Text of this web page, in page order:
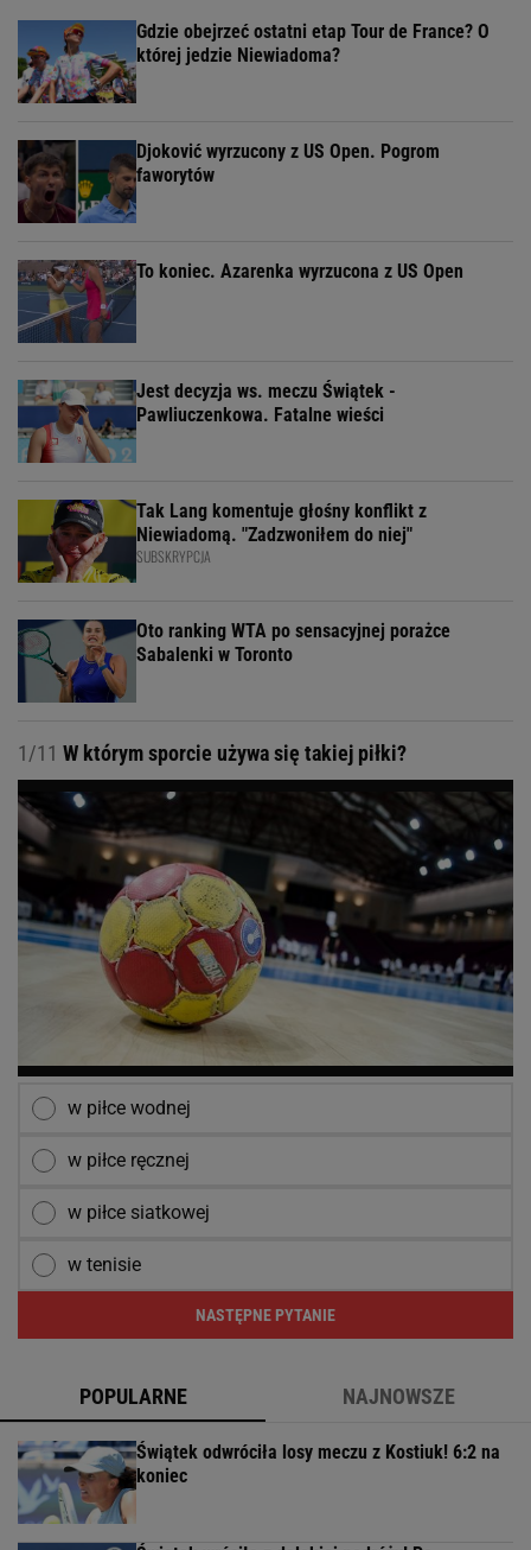
Gdzie obejrzeć ostatni etap Tour de France? O
której jedzie Niewiadoma?
Djoković wyrzucony z US Open. Pogrom
faworytów
To koniec. Azarenka wyrzucona z US Open
Jest decyzja ws. meczu Świątek -
Pawliuczenkowa. Fatalne wieści
Tak Lang komentuje głośny konflikt z
Niewiadomą. "Zadzwoniłem do niej"
SUBSKRYPCJA
Oto ranking WTA po sensacyjnej porażce
Sabalenki w Toronto
1/11 W którym sporcie używa się takiej piłki?
w piłce wodnej
w piłce ręcznej
w piłce siatkowej
w tenisie
NASTĘPNE PYTANIE
POPULARNE NAJNOWSZE
Świątek odwróciła losy meczu z Kostiuk! 6:2 na
koniec